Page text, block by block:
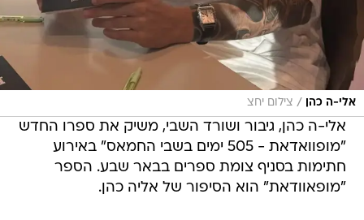
אלי-ה כהן / צילום יחצ
אלי-ה כהן, גיבור ושורד השבי, משיק את ספרו החדש
"מופוואדאת - 505 ימים בשבי החמאס" באירוע
חתימות בסניף צומת ספרים בבאר שבע. הספר
"מופאוודאת" הוא הסיפור של אליה כהן.